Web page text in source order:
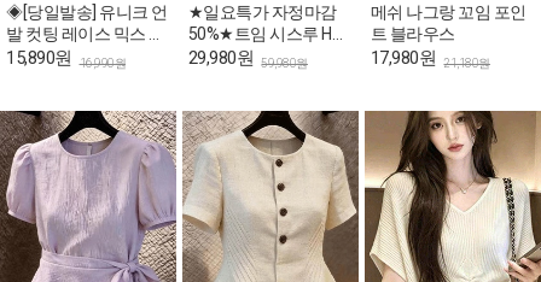
◈[당일발송] 유니크 언
발 컷팅 레이스 믹스 슬
림 반팔티
15,890원 16,990원
★일요특가 자정마감
50%★트임 시스루 H라
인 페미닌 스커트
29,980원 59,980원
메쉬 나그랑 꼬임 포인
트 블라우스
17,980원 21,180원